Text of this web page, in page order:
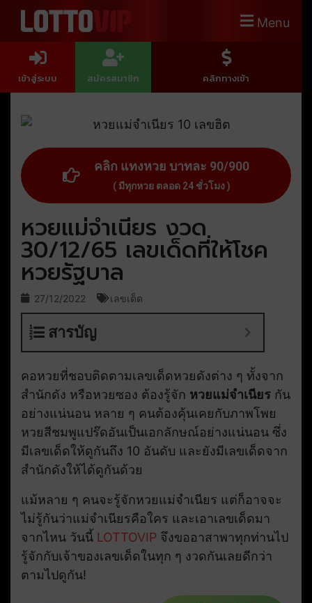
Menu
เข้าสู่ระบบ สมัครสมาชิก คลิกทางเข้า
คลิก แทงหวย บาทละ 90/900
( มีทุกหวย ตลอด 24 ชั่วโมง )
หวยแม่จำเนียร งวด
30/12/65 เลขเด็ดที่ให้โชค
หวยรัฐบาล
27/12/2022 เลขเด็ด
สารบัญ
คอหวยที่ชอบติดตามเลขเด็ดหวยดังต่าง ๆ ทั้งจาก
สำนักดัง หรือหวยซอง ต้องรู้จัก หวยแม่จำเนียร กัน
อย่างแน่นอน หลาย ๆ คนต้องคุ้นเคยกับภาพโพย
หวยสีชมพูแปร๊ดอันเป็นเอกลักษณ์อย่างแน่นอน ซึ่ง
มีเลขเด็ดให้ดูกันถึง 10 อันดับ และยังมีเลขเด็ดจาก
สำนักดังให้ได้ดูกันด้วย
แม้หลาย ๆ คนจะรู้จักหวยแม่จำเนียร แต่ก็อาจจะ
ไม่รู้กันว่าแม่จำเนียรคือใคร และเอาเลขเด็ดมา
จากไหน วันนี้ LOTTOVIP จึงขออาสาพาทุกท่านไป
รู้จักกับเจ้าของเลขเด็ดในทุก ๆ งวดกันเลยดีกว่า
ตามไปดูกัน!